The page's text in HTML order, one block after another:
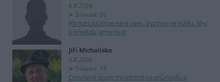
6.8.2026
Diskuse: 36
Klimatická krize není over. Vyzýváme vládu, aby
ji přestala ignorovat
Jiří Michalisko
6.8.2026
Diskuse: 18
Otevřený dopis ministerstvu průmyslu a